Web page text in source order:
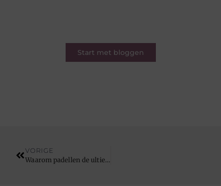
Start met bloggen
VORIGE
Waarom padellen de ultieme gezondheidsboost is voor actieve senioren